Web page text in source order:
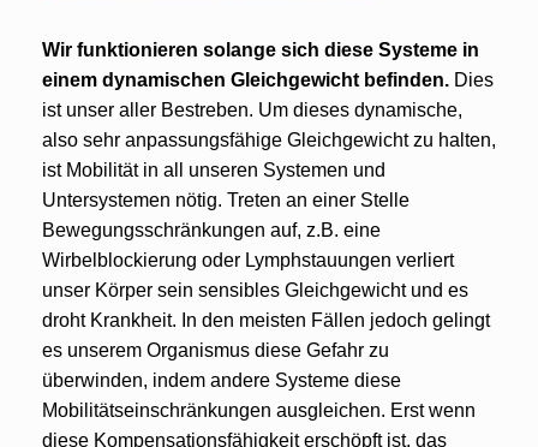
Wir funktionieren solange sich diese Systeme in
einem dynamischen Gleichgewicht befinden. Dies
ist unser aller Bestreben. Um dieses dynamische,
also sehr anpassungsfähige Gleichgewicht zu halten,
ist Mobilität in all unseren Systemen und
Untersystemen nötig. Treten an einer Stelle
Bewegungsschränkungen auf, z.B. eine
Wirbelblockierung oder Lymphstauungen verliert
unser Körper sein sensibles Gleichgewicht und es
droht Krankheit. In den meisten Fällen jedoch gelingt
es unserem Organismus diese Gefahr zu
überwinden, indem andere Systeme diese
Mobilitätseinschränkungen ausgleichen. Erst wenn
diese Kompensationsfähigkeit erschöpft ist, das